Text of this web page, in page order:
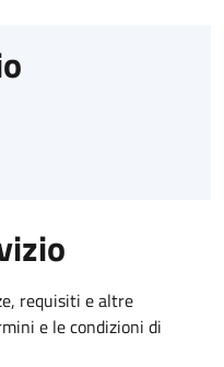
requisiti e altre
e le condizioni di